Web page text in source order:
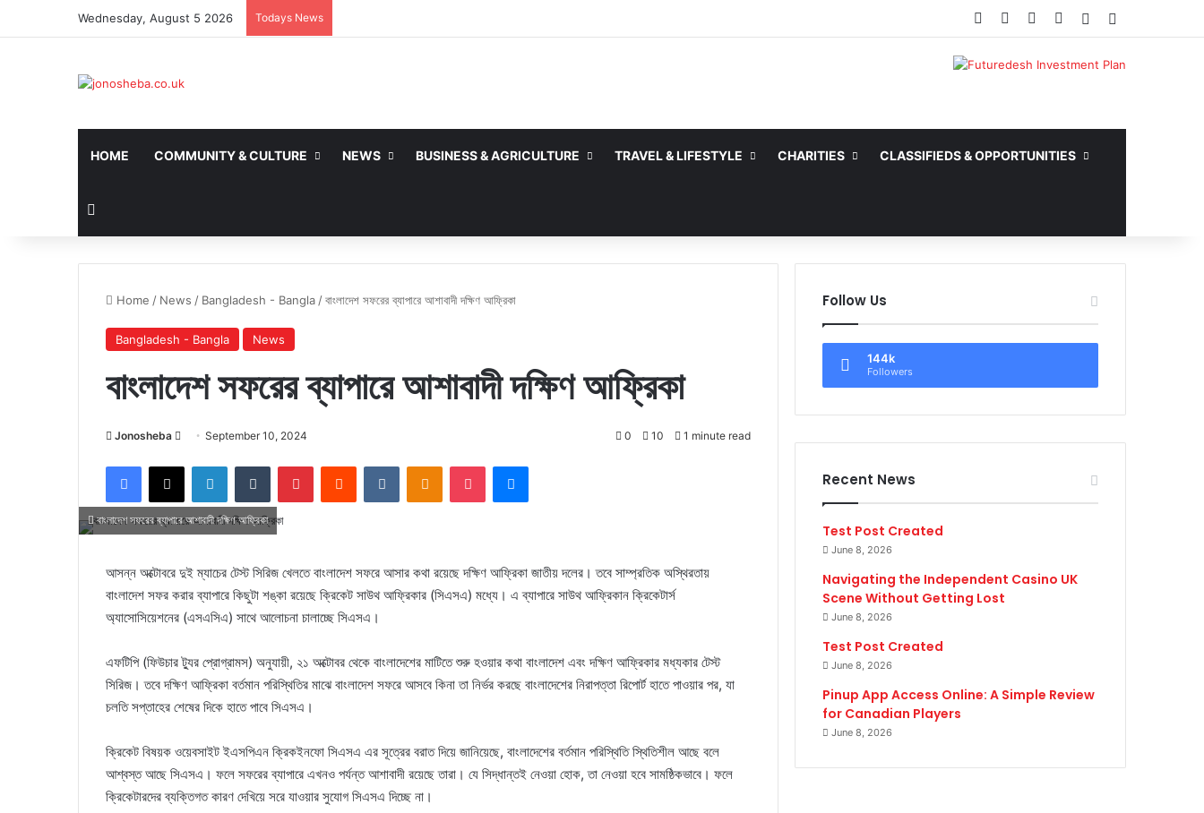
Wednesday, August 5 2026 Todays News Facebook YouTubeInstagramRandom Article
HOME COMMUNITY & CULTURE NEWS BUSINESS & AGRICULTURE TRAVEL & LIFESTYLE CHARITIES CLASSIFIEDS & OPPORTUNITIES
Home / News / Bangladesh - Bangla /বাংলাদেশ সফরের ব্যাপারে আশাবাদী দক্ষিণ আফ্রিকা
Bangladesh - Bangla News
বাংলাদেশ সফরের ব্যাপারে আশাবাদী দক্ষিণ আফ্রিকা
Jonosheba
Send September 10, 2024 0 10 1 minute read
Facebook
X LinkedInTumblr PinterestReddit VKontakteOdnoklassniki
Pocket Messenger
বাংলাদেশ সফরের ব্যাপারে আশাবাদী দক্ষিণ আফ্রিকা
আসন্ন অক্টোবরে দুই ম্যাচের টেস্ট সিরিজ খেলতে বাংলাদেশ সফরে আসার কথা রয়েছে দক্ষিণ আফ্রিকা জাতীয় দলের। তবে সাম্প্রতিক অস্থিরতায়
বাংলাদেশ সফর করার ব্যাপারে কিছুটা শঙ্কা রয়েছে ক্রিকেট সাউথ আফ্রিকার (সিএসএ) মধ্যে। এ ব্যাপারে সাউথ আফ্রিকান ক্রিকেটার্স
অ্যাসোসিয়েশনের (এসএসিএ) সাথে আলোচনা চালাচ্ছে সিএসএ।
এফটিপি (ফিউচার ট্যুর প্রোগ্রামস) অনুযায়ী, ২১ অক্টোবর থেকে বাংলাদেশের মাটিতে শুরু হওয়ার কথা বাংলাদেশ এবং দক্ষিণ আফ্রিকার মধ্যকার টেস্ট
সিরিজ। তবে দক্ষিণ আফ্রিকা বর্তমান পরিস্থিতির মাঝে বাংলাদেশ সফরে আসবে কিনা তা নির্ভর করছে বাংলাদেশের নিরাপত্তা রিপোর্ট হাতে পাওয়ার পর, যা
চলতি সপ্তাহের শেষের দিকে হাতে পাবে সিএসএ।
ক্রিকেট বিষয়ক ওয়েবসাইট ইএসপিএন ক্রিকইনফো সিএসএ এর সূত্রের বরাত দিয়ে জানিয়েছে, বাংলাদেশের বর্তমান পরিস্থিতি স্থিতিশীল আছে বলে
আশ্বস্ত আছে সিএসএ। ফলে সফরের ব্যাপারে এখনও পর্যন্ত আশাবাদী রয়েছে তারা। যে সিদ্ধান্তই নেওয়া হোক, তা নেওয়া হবে সামষ্ঠিকভাবে। ফলে
ক্রিকেটারদের ব্যক্তিগত কারণ দেখিয়ে সরে যাওয়ার সুযোগ সিএসএ দিচ্ছে না।
Follow Us
144k
Followers
Recent News
Test Post Created
June 8, 2026
Navigating the Independent Casino UK
Scene Without Getting Lost
June 8, 2026
Test Post Created
June 8, 2026
Pinup App Access Online: A Simple Review
for Canadian Players
June 8, 2026